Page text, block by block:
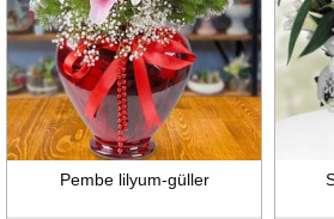
Pembe lilyum-güller